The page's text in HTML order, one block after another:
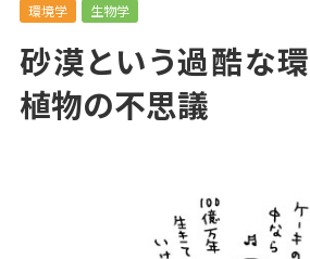
環境学 生物学
砂漠という過酷な
植物の不思議